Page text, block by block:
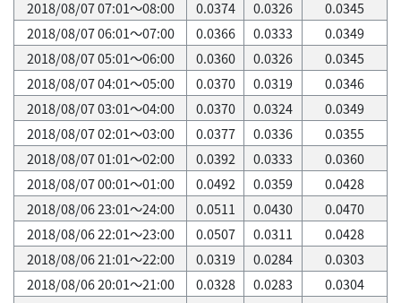
2018/08/07 07:01～08:00
0.0374 0.0326
0.0345
2018/08/07 06:01～07:00
0.0366 0.0333
0.0349
2018/08/07 05:01～06:00
0.0360 0.0326
0.0345
2018/08/07 04:01～05:00
0.0370 0.0319
0.0346
2018/08/07 03:01～04:00
0.0370 0.0324
0.0349
2018/08/07 02:01～03:00
0.0377 0.0336
0.0355
2018/08/07 01:01～02:00
0.0392 0.0333
0.0360
2018/08/07 00:01～01:00
0.0492 0.0359
0.0428
2018/08/06 23:01～24:00
0.0511 0.0430
0.0470
2018/08/06 22:01～23:00
0.0507 0.0311
0.0428
2018/08/06 21:01～22:00
0.0319 0.0284
0.0303
2018/08/06 20:01～21:00
0.0328 0.0283
0.0304